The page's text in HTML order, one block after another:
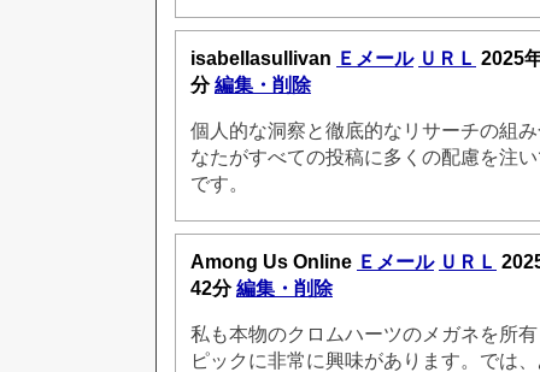
isabellasullivan Ｅメール ＵＲＬ 2025
分編集・削除
個人的な洞察と徹底的なリサーチの組
なたがすべての投稿に多くの配慮を注
です。
Among Us Online Ｅメール ＵＲＬ
42分編集・削除
私も本物のクロムハーツのメガネを所
ピックに非常に興味があります。では